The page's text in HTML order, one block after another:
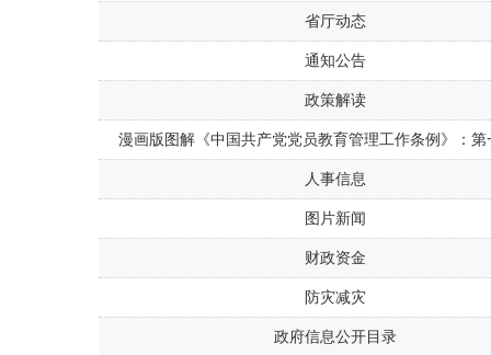
省厅动态
通知公告
政策解读
漫画版图解《中国共产党党员教育管理工作条例》：第
人事信息
图片新闻
财政资金
防灾减灾
政府信息公开目录